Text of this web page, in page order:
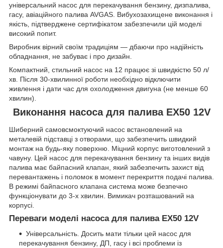
універсальний насос для перекачування бензину, дизпалива,
гасу, авіаційного палива AVGAS. Вибухозахищене виконання і
якість, підтверджене сертифікатом забезпечили цій моделі
високий попит.
Виробник вірний своїм традиціям — дбаючи про надійність
обладнання, не забуває і про дизайн.
Компактний, стильний насос на 12 працює зі швидкістю 50 л/
хв. Після 30-хвилинної роботи необхідно відключити
живлення і дати час для охолодження двигуна (не менше 60
хвилин).
Виконання насоса для палива EX50 12V
Шиберний самовсмоктуючий насос встановлений на
металевій підставці з отворами, що забезпечить швидкий
монтаж на будь-яку поверхню. Міцний корпус виготовлений з
чавуну. Цей насос для перекачування бензину та інших видів
палива має байпасний клапан, який забезпечить захист від
перевантажень і поломок в момент перекриття подачі палива.
В режимі байпасного клапана система може безпечно
функціонувати до 3-х хвилин. Вимикач розташований на
корпусі.
Переваги моделі насоса для палива EX50 12V
Універсальність. Досить мати тільки цей насос для
перекачування бензину, ДП, гасу і всі проблеми із